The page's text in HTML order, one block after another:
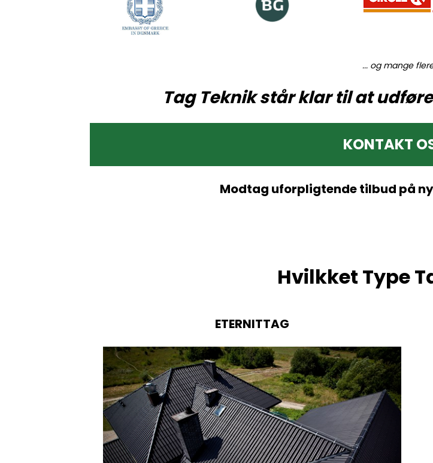
... og mange
Tag Teknik står klar til at
KONTAKT
Modtag uforpligtende tilbud på
Hvilkket Type
ETERNITTAG